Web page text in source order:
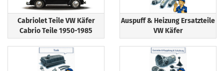
Cabriolet Teile VW Käfer
Cabrio Teile 1950-1985
Auspuff & Heizung Ersatzteile
VW Käfer